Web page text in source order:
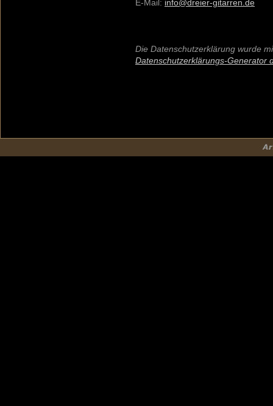
E-Mail: info@dreier-gitarren.de
Die Datenschutzerklärung wurde
Datenschutzerklärungs-Generator